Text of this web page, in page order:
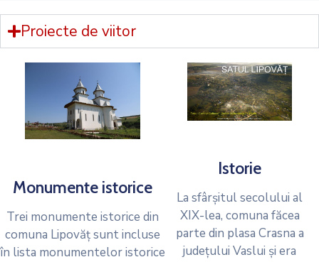
Proiecte de viitor
Monumente istorice
Trei monumente istorice din
comuna Lipovăț sunt incluse
în lista monumentelor istorice
Istorie
La sfârșitul secolului al
XIX-lea, comuna făcea
parte din plasa Crasna a
județului Vaslui și era